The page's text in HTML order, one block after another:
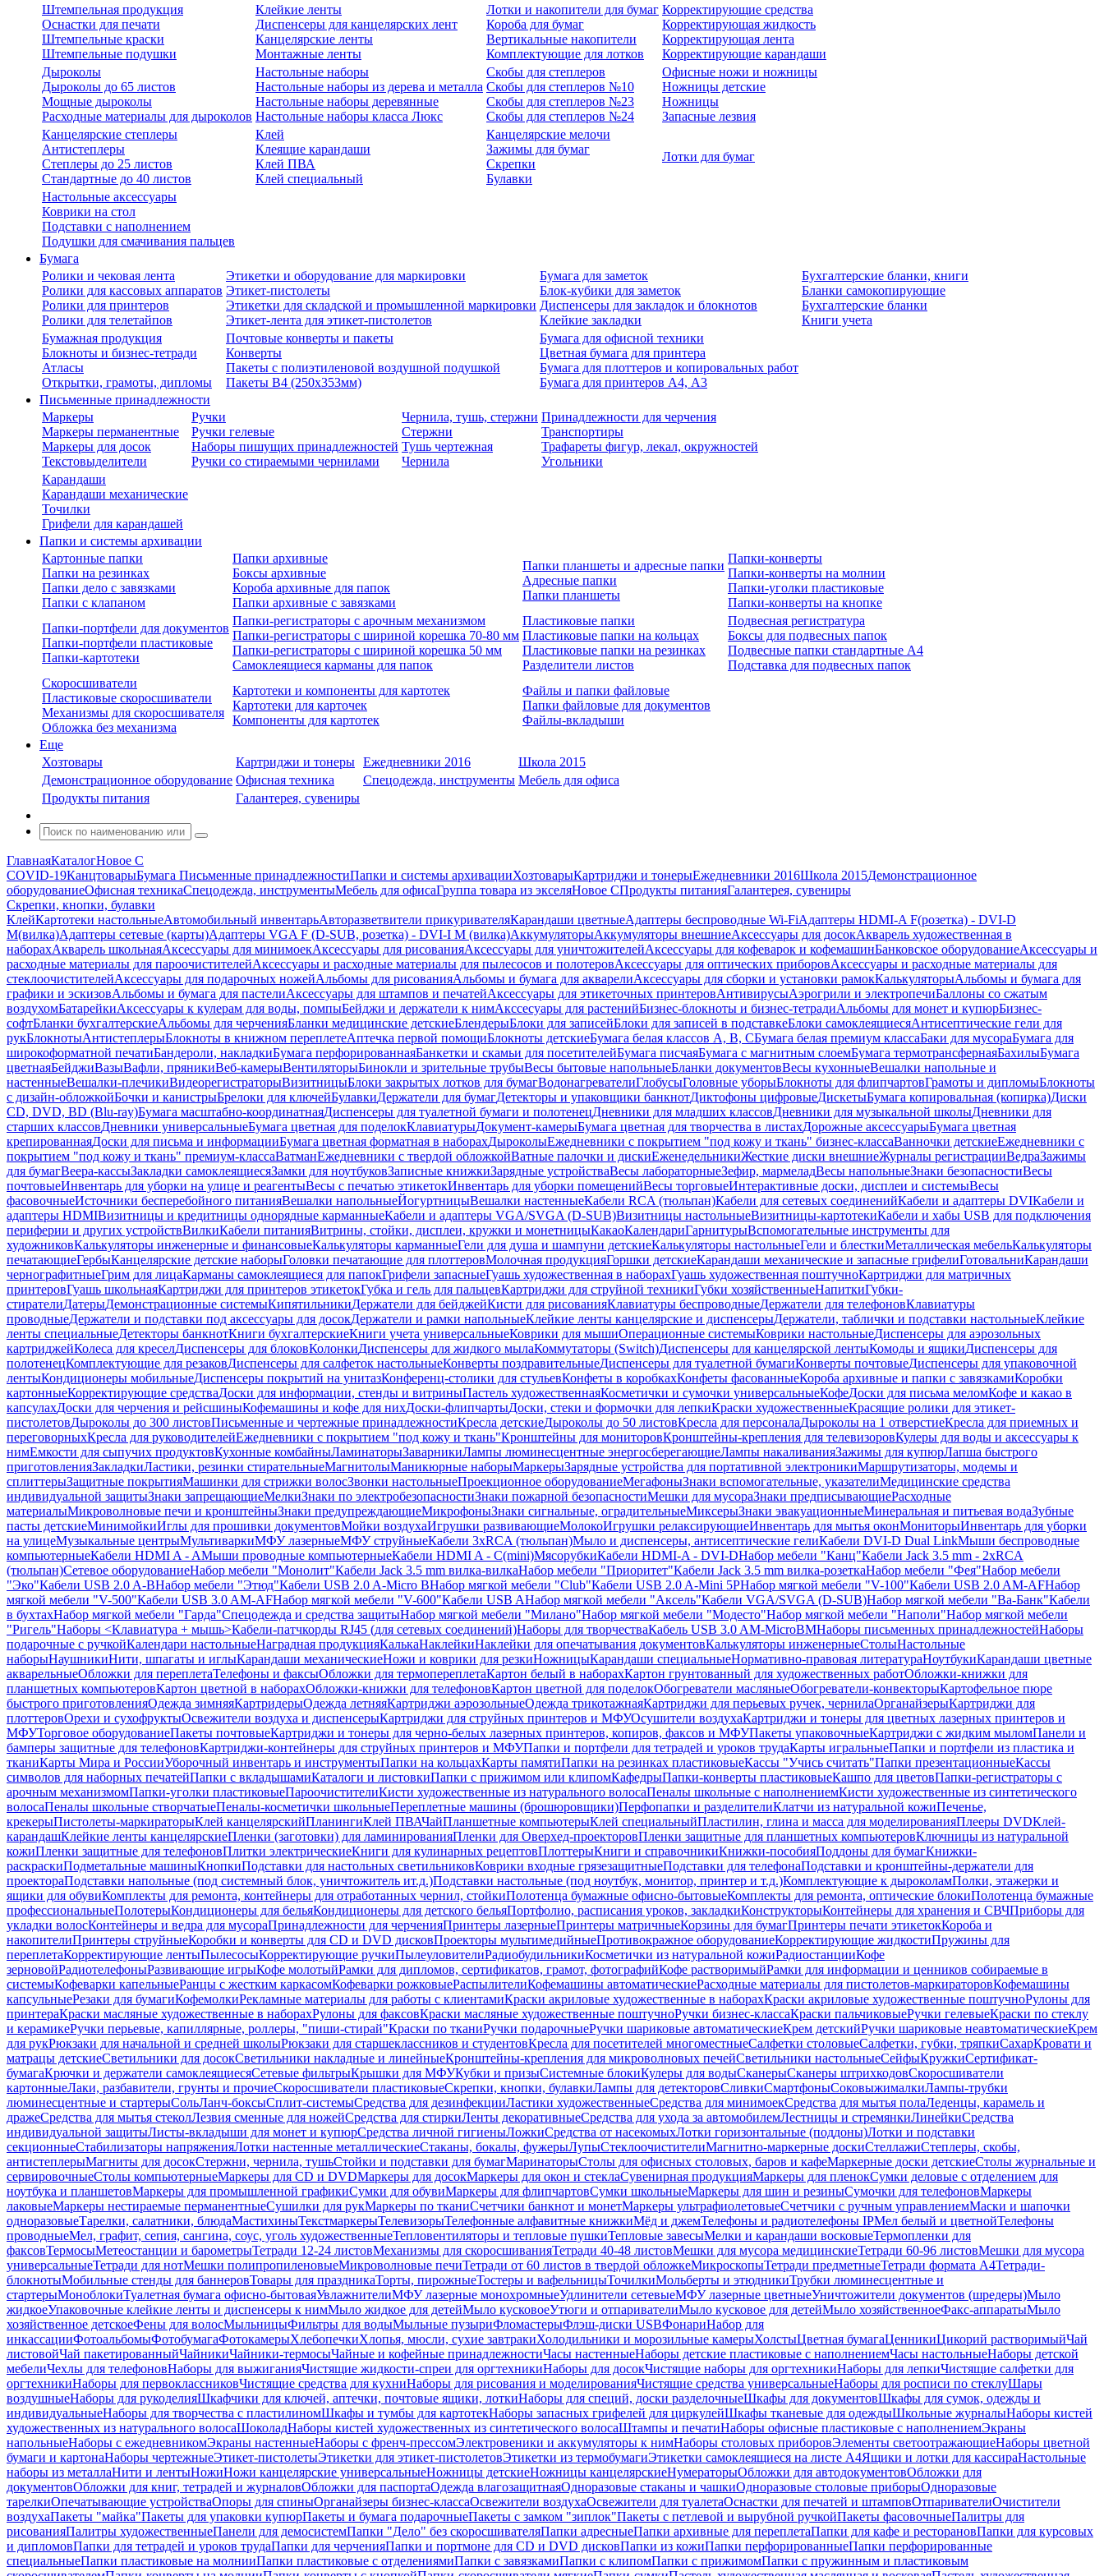
Штемпельная продукция
Оснастки для печати
Штемпельные краски
Штемпельные подушки
Клейкие ленты
Диспенсеры для канцелярских лент
Канцелярские ленты
Монтажные ленты
Лотки и накопители для бумаг
Короба для бумаг
Вертикальные накопители
Комплектующие для лотков
Корректирующие средства
Корректирующая жидкость
Корректирующая лента
Корректирующие карандаши
Дыроколы
Дыроколы до 65 листов
Мощные дыроколы
Расходные материалы для дыроколов
Настольные наборы
Настольные наборы из дерева и металла
Настольные наборы деревянные
Настольные наборы класса Люкс
Скобы для степлеров
Скобы для степлеров №10
Скобы для степлеров №23
Скобы для степлеров №24
Офисные ножи и ножницы
Ножницы детские
Ножницы
Запасные лезвия
Канцелярские степлеры
Антистеплеры
Степлеры до 25 листов
Стандартные до 40 листов
Клей
Клеящие карандаши
Клей ПВА
Клей специальный
Канцелярские мелочи
Зажимы для бумаг
Скрепки
Булавки
Лотки для бумаг
Настольные аксессуары
Коврики на стол
Подставки с наполнением
Подушки для смачивания пальцев
Бумага
Ролики и чековая лента
Ролики для кассовых аппаратов
Ролики для принтеров
Ролики для телетайпов
Этикетки и оборудование для маркировки
Этикет-пистолеты
Этикетки для складской и промышленной маркировки
Этикет-лента для этикет-пистолетов
Бумага для заметок
Блок-кубики для заметок
Диспенсеры для закладок и блокнотов
Клейкие закладки
Бухгалтерские бланки, книги
Бланки самокопирующие
Бухгалтерские бланки
Книги учета
Бумажная продукция
Блокноты и бизнес-тетради
Атласы
Открытки, грамоты, дипломы
Почтовые конверты и пакеты
Конверты
Пакеты с полиэтиленовой воздушной подушкой
Пакеты В4 (250х353мм)
Бумага для офисной техники
Цветная бумага для принтера
Бумага для плоттеров и копировальных работ
Бумага для принтеров А4, А3
Письменные принадлежности
Маркеры
Маркеры перманентные
Маркеры для досок
Текстовыделители
Ручки
Ручки гелевые
Наборы пишущих принадлежностей
Ручки со стираемыми чернилами
Чернила, тушь, стержни
Стержни
Тушь чертежная
Чернила
Принадлежности для черчения
Транспортиры
Трафареты фигур, лекал, окружностей
Угольники
Карандаши
Карандаши механические
Точилки
Грифели для карандашей
Папки и системы архивации
Картонные папки
Папки на резинках
Папки дело с завязками
Папки с клапаном
Папки архивные
Боксы архивные
Короба архивные для папок
Папки архивные с завязками
Папки планшеты и адресные папки
Адресные папки
Папки планшеты
Папки-конверты
Папки-конверты на молнии
Папки-уголки пластиковые
Папки-конверты на кнопке
Папки-портфели для документов
Папки-портфели пластиковые
Папки-картотеки
Папки-регистраторы с арочным механизмом
Папки-регистраторы с шириной корешка 70-80 мм
Папки-регистраторы с шириной корешка 50 мм
Самоклеящиеся карманы для папок
Пластиковые папки
Пластиковые папки на кольцах
Пластиковые папки на резинках
Разделители листов
Подвесная регистратура
Боксы для подвесных папок
Подвесные папки стандартные А4
Подставка для подвесных папок
Скоросшиватели
Пластиковые скоросшиватели
Механизмы для скоросшивателя
Обложка без механизма
Картотеки и компоненты для картотек
Картотеки для карточек
Компоненты для картотек
Файлы и папки файловые
Папки файловые для документов
Файлы-вкладыши
Еще
Хозтовары
Картриджи и тонеры Ежедневники 2016
Школа 2015
Демонстрационное оборудование Офисная техника Спецодежда, инструменты Мебель для офиса
Продукты питания
Галантерея, сувениры
ГлавнаяКаталогНовое С
COVID-19КанцтоварыБумага Письменные принадлежностиПапки и системы архивацииХозтоварыКартриджи и тонерыЕжедневники 2016Школа 2015Демонстрационное
оборудованиеОфисная техникаСпецодежда, инструментыМебель для офисаГруппа товара из экселяНовое СПродукты питанияГалантерея, сувениры
Скрепки, кнопки, булавки
КлейКартотеки настольныеАвтомобильный инвентарьАвторазветвители прикуривателяКарандаши цветныеАдаптеры беспроводные Wi-FiАдаптеры HDMI-A F(розетка) - DVI-D
M(вилка)Адаптеры сетевые (карты)Адаптеры VGA F (D-SUB, розетка) - DVI-I M (вилка)АккумуляторыАккумуляторы внешниеАксессуары для досокАкварель художественная в
наборахАкварель школьнаяАксессуары для минимоекАксессуары для рисованияАксессуары для уничтожителейАксессуары для кофеварок и кофемашинБанковское оборудованиеАксессуары и
расходные материалы для пароочистителейАксессуары и расходные материалы для пылесосов и полотеровАксессуары для оптических приборовАксессуары и расходные материалы для
стеклоочистителейАксессуары для подарочных ножейАльбомы для рисованияАльбомы и бумага для акварелиАксессуары для сборки и установки рамокКалькуляторыАльбомы и бумага для
графики и эскизовАльбомы и бумага для пастелиАксессуары для штампов и печатейАксессуары для этикеточных принтеровАнтивирусыАэрогрили и электропечиБаллоны со сжатым
воздухомБатарейкиАксессуары к кулерам для воды, помпыБейджи и держатели к нимАкссесуары для растенийБизнес-блокноты и бизнес-тетрадиАльбомы для монет и купюрБизнес-
софтБланки бухгалтерскиеАльбомы для черченияБланки медицинские детскиеБлендерыБлоки для записейБлоки для записей в подставкеБлоки самоклеящиесяАнтисептические гели для
рукБлокнотыАнтистеплерыБлокноты в книжном переплетеАптечка первой помощиБлокноты детскиеБумага белая классов А, В, СБумага белая премиум классаБаки для мусораБумага для
широкоформатной печатиБандероли, накладкиБумага перфорированнаяБанкетки и скамьи для посетителейБумага писчаяБумага с магнитным слоемБумага термотрансфернаяБахилыБумага
цветнаяБейджиВазыВафли, пряникиВеб-камерыВентиляторыБинокли и зрительные трубыВесы бытовые напольныеБланки документовВесы кухонныеВешалки напольные и
настенныеВешалки-плечикиВидеорегистраторыВизитницыБлоки закрытых лотков для бумагВодонагревателиГлобусыГоловные уборыБлокноты для флипчартовГрамоты и дипломыБлокноты
с дизайн-обложкойБочки и канистрыБрелоки для ключейБулавкиДержатели для бумагДетекторы и упаковщики банкнотДиктофоны цифровыеДискетыБумага копировальная (копирка)Диски
CD, DVD, BD (Blu-ray)Бумага масштабно-координатнаяДиспенсеры для туалетной бумаги и полотенецДневники для младших классовДневники для музыкальной школыДневники для
старших классовДневники универсальныеБумага цветная для поделокКлавиатурыДокумент-камерыБумага цветная для творчества в листахДорожные аксессуарыБумага цветная
крепированнаяДоски для письма и информацииБумага цветная форматная в наборахДыроколыЕжедневники с покрытием "под кожу и ткань" бизнес-классаВанночки детскиеЕжедневники с
покрытием "под кожу и ткань" премиум-классаВатманЕжедневники с твердой обложкойВатные палочки и дискиЕженедельникиЖесткие диски внешниеЖурналы регистрацииВедраЗажимы
для бумагВеера-кассыЗакладки самоклеящиесяЗамки для ноутбуковЗаписные книжкиЗарядные устройстваВесы лабораторныеЗефир, мармеладВесы напольныеЗнаки безопасностиВесы
почтовыеИнвентарь для уборки на улице и реагентыВесы с печатью этикетокИнвентарь для уборки помещенийВесы торговыеИнтерактивные доски, дисплеи и системыВесы
фасовочныеИсточники бесперебойного питанияВешалки напольныеЙогуртницыВешалки настенныеКабели RCA (тюльпан)Кабели для сетевых соединенийКабели и адаптеры DVIКабели и
адаптеры HDMIВизитницы и кредитницы однорядные карманныеКабели и адаптеры VGA/SVGA (D-SUB)Визитницы настольныеВизитницы-картотекиКабели и хабы USB для подключения
периферии и других устройствВилкиКабели питанияВитрины, стойки, дисплеи, кружки и монетницыКакаоКалендариГарнитурыВспомогательные инструменты для
художниковКалькуляторы инженерные и финансовыеКалькуляторы карманныеГели для душа и шампуни детскиеКалькуляторы настольныеГели и блесткиМеталлическая мебельКалькуляторы
печатающиеГербыКанцелярские детские наборыГоловки печатающие для плоттеровМолочная продукцияГоршки детскиеКарандаши механические и запасные грифелиГотовальниКарандаши
чернографитныеГрим для лицаКарманы самоклеящиеся для папокГрифели запасныеГуашь художественная в наборахГуашь художественная поштучноКартриджи для матричных
принтеровГуашь школьнаяКартриджи для принтеров этикетокГубка и гель для пальцевКартриджи для струйной техникиГубки хозяйственныеНапиткиГубки-
стирателиДатерыДемонстрационные системыКипятильникиДержатели для бейджейКисти для рисованияКлавиатуры беспроводныеДержатели для телефоновКлавиатуры
проводныеДержатели и подставки под аксессуары для досокДержатели и рамки напольныеКлейкие ленты канцелярские и диспенсерыДержатели, таблички и подставки настольныеКлейкие
ленты специальныеДетекторы банкнотКниги бухгалтерскиеКниги учета универсальныеКоврики для мышиОперационные системыКоврики настольныеДиспенсеры для аэрозольных
картриджейКолеса для креселДиспенсеры для блоковКолонкиДиспенсеры для жидкого мылаКоммутаторы (Switch)Диспенсеры для канцелярской лентыКомоды и ящикиДиспенсеры для
полотенецКомплектующие для резаковДиспенсеры для салфеток настольныеКонверты поздравительныеДиспенсеры для туалетной бумагиКонверты почтовыеДиспенсеры для упаковочной
лентыКондиционеры мобильныеДиспенсеры покрытий на унитазКонференц-столики для стульевКонфеты в коробкахКонфеты фасованныеКороба архивные и папки с завязкамиКоробки
картонныеКорректирующие средстваДоски для информации, стенды и витриныПастель художественнаяКосметички и сумочки универсальныеКофеДоски для письма меломКофе и какао в
капсулахДоски для черчения и рейсшиныКофемашины и кофе для нихДоски-флипчартыДоски, стеки и формочки для лепкиКраски художественныеКрасящие ролики для этикет-
пистолетовДыроколы до 300 листовПисьменные и чертежные принадлежностиКресла детскиеДыроколы до 50 листовКресла для персоналаДыроколы на 1 отверстиеКресла для приемных и
переговорныхКресла для руководителейЕжедневники с покрытием "под кожу и ткань"Кронштейны для мониторовКронштейны-крепления для телевизоровКулеры для воды и аксессуары к
нимЕмкости для сыпучих продуктовКухонные комбайныЛаминаторыЗаварникиЛампы люминесцентные энергосберегающиеЛампы накаливанияЗажимы для купюрЛапша быстрого
приготовленияЗакладкиЛастики, резинки стирательныеМагнитолыМаникюрные наборыМаркерыЗарядные устройства для портативной электроникиМаршрутизаторы, модемы и
сплиттерыЗащитные покрытияМашинки для стрижки волосЗвонки настольныеПроекционное оборудованиеМегафоныЗнаки вспомогательные, указателиМедицинские средства
индивидуальной защитыЗнаки запрещающиеМелкиЗнаки по электробезопасностиЗнаки пожарной безопасностиМешки для мусораЗнаки предписывающиеРасходные
материалыМикроволновые печи и кронштейныЗнаки предупреждающиеМикрофоныЗнаки сигнальные, оградительныеМиксерыЗнаки эвакуационныеМинеральная и питьевая водаЗубные
пасты детскиеМинимойкиИглы для прошивки документовМойки воздухаИгрушки развивающиеМолокоИгрушки релаксирующиеИнвентарь для мытья оконМониторыИнвентарь для уборки
на улицеМузыкальные центрыМультиваркиМФУ лазерныеМФУ струйныеКабели 3xRCA (тюльпан)Мыло и диспенсеры, антисептические гелиКабели DVI-D Dual LinkМыши беспроводные
компьютерныеКабели HDMI A - AМыши проводные компьютерныеКабели HDMI A - C(mini)МясорубкиКабели HDMI-A - DVI-DНабор мебели "Канц"Кабели Jack 3.5 mm - 2xRCA
(тюльпан)Сетевое оборудованиеНабор мебели "Монолит"Кабели Jack 3.5 mm вилка-вилкаНабор мебели "Приоритет"Кабели Jack 3.5 mm вилка-розеткаНабор мебели "Фея"Набор мебели
"Эко"Кабели USB 2.0 A-BНабор мебели "Этюд"Кабели USB 2.0 A-Micro BНабор мягкой мебели "Club"Кабели USB 2.0 A-Mini 5PНабор мягкой мебели "V-100"Кабели USB 2.0 AM-AFНабор
мягкой мебели "V-500"Кабели USB 3.0 AM-AFНабор мягкой мебели "V-600"Кабели USB AНабор мягкой мебели "Аксель"Кабели VGA/SVGA (D-SUB)Набор мягкой мебели "Ва-Банк"Кабели
в бухтахНабор мягкой мебели "Гарда"Спецодежда и средства защитыНабор мягкой мебели "Милано"Набор мягкой мебели "Модесто"Набор мягкой мебели "Наполи"Набор мягкой мебели
"Ригель"Наборы <Клавиатура + мышь>Кабели-патчкорды RJ45 (для сетевых соединений)Наборы для творчестваКабель USB 3.0 AM-MicroBMНаборы письменных принадлежностейНаборы
подарочные с ручкойКалендари настольныеНаградная продукцияКалькаНаклейкиНаклейки для опечатывания документовКалькуляторы инженерныеСтолыНастольные
наборыНаушникиНити, шпагаты и иглыКарандаши механическиеНожи и коврики для резкиНожницыКарандаши специальныеНормативно-правовая литератураНоутбукиКарандаши цветные
акварельныеОбложки для переплетаТелефоны и факсыОбложки для термопереплетаКартон белый в наборахКартон грунтованный для художественных работОбложки-книжки для
планшетных компьютеровКартон цветной в наборахОбложки-книжки для телефоновКартон цветной для поделокОбогреватели масляныеОбогреватели-конвекторыКартофельное пюре
быстрого приготовленияОдежда зимняяКартридерыОдежда летняяКартриджи аэрозольныеОдежда трикотажнаяКартриджи для перьевых ручек, чернилаОрганайзерыКартриджи для
плоттеровОрехи и сухофруктыОсвежители воздуха и диспенсерыКартриджи для струйных принтеров и МФУОсушители воздухаКартриджи и тонеры для цветных лазерных принтеров и
МФУТорговое оборудованиеПакеты почтовыеКартриджи и тонеры для черно-белых лазерных принтеров, копиров, факсов и МФУПакеты упаковочныеКартриджи с жидким мыломПанели и
бамперы защитные для телефоновКартриджи-контейнеры для струйных принтеров и МФУПапки и портфели для тетрадей и уроков трудаКарты игральныеПапки и портфели из пластика и
тканиКарты Мира и РоссииУборочный инвентарь и инструментыПапки на кольцахКарты памятиПапки на резинках пластиковыеКассы "Учись считать"Папки презентационныеКассы
символов для наборных печатейПапки с вкладышамиКаталоги и листовкиПапки с прижимом или клипомКафедрыПапки-конверты пластиковыеКашпо для цветовПапки-регистраторы с
арочным механизмомПапки-уголки пластиковыеПароочистителиКисти художественные из натурального волосаПеналы школьные с наполнениемКисти художественные из синтетического
волосаПеналы школьные створчатыеПеналы-косметички школьныеПереплетные машины (брошюровщики)Перфопапки и разделителиКлатчи из натуральной кожиПеченье,
крекерыПистолеты-маркираторыКлей канцелярскийПланингиКлей ПВАЧайПланшетные компьютерыКлей специальныйПластилин, глина и масса для моделированияПлееры DVDКлей-
карандашКлейкие ленты канцелярскиеПленки (заготовки) для ламинированияПленки для Оверхед-проекторовПленки защитные для планшетных компьютеровКлючницы из натуральной
кожиПленки защитные для телефоновПлитки электрическиеКниги для кулинарных рецептовПлоттерыКниги и справочникиКнижки-пособияПоддоны для бумагКнижки-
раскраскиПодметальные машиныКнопкиПодставки для настольных светильниковКоврики входные грязезащитныеПодставки для телефонаПодставки и кронштейны-держатели для
проектораПодставки напольные (под системный блок, уничтожитель ит.д.)Подставки настольные (под ноутбук, монитор, принтер и т.д.)Комплектующие к дыроколамПолки, этажерки и
ящики для обувиКомплекты для ремонта, контейнеры для отработанных чернил, стойкиПолотенца бумажные офисно-бытовыеКомплекты для ремонта, оптические блокиПолотенца бумажные
профессиональныеПолотерыКондиционеры для бельяКондиционеры для детского бельяПортфолио, расписания уроков, закладкиКонструкторыКонтейнеры для хранения и СВЧПриборы для
укладки волосКонтейнеры и ведра для мусораПринадлежности для черченияПринтеры лазерныеПринтеры матричныеКорзины для бумагПринтеры печати этикетокКороба и
накопителиПринтеры струйныеКоробки и конверты для CD и DVD дисковПроекторы мультимедийныеПротивокражное оборудованиеКорректирующие жидкостиПружины для
переплетаКорректирующие лентыПылесосыКорректирующие ручкиПылеуловителиРадиобудильникиКосметички из натуральной кожиРадиостанцииКофе
зерновойРадиотелефоныРазвивающие игрыКофе молотыйРамки для дипломов, сертификатов, грамот, фотографийКофе растворимыйРамки для информации и ценников собираемые в
системыКофеварки капельныеРанцы с жестким каркасомКофеварки рожковыеРаспылителиКофемашины автоматическиеРасходные материалы для пистолетов-маркираторовКофемашины
капсульныеРезаки для бумагиКофемолкиРекламные материалы для работы с клиентамиКраски акриловые художественные в наборахКраски акриловые художественные поштучноРулоны для
принтераКраски масляные художественные в наборахРулоны для факсовКраски масляные художественные поштучноРучки бизнес-классаКраски пальчиковыеРучки гелевыеКраски по стеклу
и керамикеРучки перьевые, капиллярные, роллеры, "пиши-стирай"Краски по тканиРучки подарочныеРучки шариковые автоматическиеКрем детскийРучки шариковые неавтоматическиеКрем
для рукРюкзаки для начальной и средней школыРюкзаки для старшеклассников и студентовКресла для посетителей многоместныеСалфетки столовыеСалфетки, губки, тряпкиСахарКровати и
матрацы детскиеСветильники для досокСветильники накладные и линейныеКронштейны-крепления для микроволновых печейСветильники настольныеСейфыКружкиСертификат-
бумагаКрючки и держатели самоклеящиесяСетевые фильтрыКрышки для МФУКубки и призыСистемные блокиКулеры для водыСканерыСканеры штрихкодовСкоросшиватели
картонныеЛаки, разбавители, грунты и прочиеСкоросшиватели пластиковыеСкрепки, кнопки, булавкиЛампы для детекторовСливкиСмартфоныСоковыжималкиЛампы-трубки
люминесцентные и стартерыСольЛанч-боксыСплит-системыСредства для дезинфекцииЛастики художественныеСредства для минимоекСредства для мытья полаЛеденцы, карамель и
дражеСредства для мытья стеколЛезвия сменные для ножейСредства для стиркиЛенты декоративныеСредства для ухода за автомобилемЛестницы и стремянкиЛинейкиСредства
индивидуальной защитыЛисты-вкладыши для монет и купюрСредства личной гигиеныЛожкиСредства от насекомыхЛотки горизонтальные (поддоны)Лотки и подставки
секционныеСтабилизаторы напряженияЛотки настенные металлическиеСтаканы, бокалы, фужерыЛупыСтеклоочистителиМагнитно-маркерные доскиСтеллажиСтеплеры, скобы,
антистеплерыМагниты для досокСтержни, чернила, тушьСтойки и подставки для бумагМаринаторыСтолы для офисных столовых, баров и кафеМаркерные доски детскиеСтолы журнальные и
сервировочныеСтолы компьютерныеМаркеры для CD и DVDМаркеры для досокМаркеры для окон и стеклаСувенирная продукцияМаркеры для пленокСумки деловые с отделением для
ноутбука и планшетовМаркеры для промышленной графикиСумки для обувиМаркеры для флипчартовСумки школьныеМаркеры для шин и резиныСумочки для телефоновМаркеры
лаковыеМаркеры нестираемые перманентныеСушилки для рукМаркеры по тканиСчетчики банкнот и монетМаркеры ультрафиолетовыеСчетчики с ручным управлениемМаски и шапочки
одноразовыеТарелки, салатники, блюдаМастихиныТекстмаркерыТелевизорыТелефонные алфавитные книжкиМёд и джемТелефоны и радиотелефоны IPМел белый и цветнойТелефоны
проводныеМел, графит, сепия, сангина, соус, уголь художественныеТепловентиляторы и тепловые пушкиТепловые завесыМелки и карандаши восковыеТермопленки для
факсовТермосыМетеостанции и барометрыТетради 12-24 листовМеханизмы для скоросшиванияТетради 40-48 листовМешки для мусора медицинскиеТетради 60-96 листовМешки для мусора
универсальныеТетради для нотМешки полипропиленовыеМикроволновые печиТетради от 60 листов в твердой обложкеМикроскопыТетради предметныеТетради формата А4Тетради-
блокнотыМобильные стенды для баннеровТовары для праздникаТорты, пирожныеТостеры и вафельницыТочилкиМольберты и этюдникиТрубки люминесцентные и
стартерыМоноблокиТуалетная бумага офисно-бытоваяУвлажнителиМФУ лазерные монохромныеУдлинители сетевыеМФУ лазерные цветныеУничтожители документов (шредеры)Мыло
жидкоеУпаковочные клейкие ленты и диспенсеры к нимМыло жидкое для детейМыло кусковоеУтюги и отпаривателиМыло кусковое для детейМыло хозяйственноеФакс-аппаратыМыло
хозяйственное детскоеФены для волосМыльницыФильтры для водыМыльные пузыриФломастерыФлэш-диски USBФонариНабор для
инкассацииФотоальбомыФотобумагаФотокамерыХлебопечкиХлопья, мюсли, сухие завтракиХолодильники и морозильные камерыХолстыЦветная бумагаЦенникиЦикорий растворимыйЧай
листовойЧай пакетированныйЧайникиЧайники-термосыЧайные и кофейные принадлежностиЧасы настенныеНаборы детские пластиковые с наполнениемЧасы настольныеНаборы детской
мебелиЧехлы для телефоновНаборы для выжиганияЧистящие жидкости-спреи для оргтехникиНаборы для досокЧистящие наборы для оргтехникиНаборы для лепкиЧистящие салфетки для
оргтехникиНаборы для первоклассниковЧистящие средства для кухниНаборы для рисования и моделированияЧистящие средства универсальныеНаборы для росписи по стеклуШары
воздушныеНаборы для рукоделияШкафчики для ключей, аптечки, почтовые ящики, лоткиНаборы для специй, доски разделочныеШкафы для документовШкафы для сумок, одежды и
индивидуальныеНаборы для творчества с пластилиномШкафы и тумбы для картотекНаборы запасных грифелей для циркулейШкафы тканевые для одеждыШкольные журналыНаборы кистей
художественных из натурального волосаШоколадНаборы кистей художественных из синтетического волосаШтампы и печатиНаборы офисные пластиковые с наполнениемЭкраны
напольныеНаборы с ежедневникомЭкраны настенныеНаборы с френч-прессомЭлектровеники и аккумуляторы к нимНаборы столовых приборовЭлементы светоотражающиеНаборы цветной
бумаги и картонаНаборы чертежныеЭтикет-пистолетыЭтикетки для этикет-пистолетовЭтикетки из термобумагиЭтикетки самоклеящиеся на листе А4Ящики и лотки для кассираНастольные
наборы из металлаНити и лентыНожиНожи канцелярские универсальныеНожницы детскиеНожницы канцелярскиеНумераторыОбложки для автодокументовОбложки для
документовОбложки для книг, тетрадей и журналовОбложки для паспортаОдежда влагозащитнаяОдноразовые стаканы и чашкиОдноразовые столовые приборыОдноразовые
тарелкиОпечатывающие устройстваОпоры для спиныОрганайзеры бизнес-классаОсвежители воздухаОсвежители для туалетаОснастки для печатей и штамповОтпаривателиОчистители
воздухаПакеты "майка"Пакеты для упаковки купюрПакеты и бумага подарочныеПакеты с замком "зиплок"Пакеты с петлевой и вырубной ручкойПакеты фасовочныеПалитры для
рисованияПалитры художественныеПанели для демосистемПапки "Дело" без скоросшивателяПапки адресныеПапки архивные для переплетаПапки для кафе и ресторановПапки для курсовых
и дипломовПапки для тетрадей и уроков трудаПапки для черченияПапки и портмоне для CD и DVD дисковПапки из кожиПапки перфорированныеПапки перфорированные
специальныеПапки пластиковые на молнииПапки пластиковые с отделениямиПапки с завязкамиПапки с клипомПапки с прижимомПапки с пружинным и пластиковым